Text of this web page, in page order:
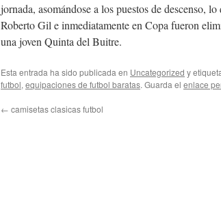
jornada, asomándose a los puestos de descenso,
Roberto Gil e inmediatamente en Copa fueron
una joven Quinta del Buitre.
Esta entrada ha sido publicada en Uncategorized y
futbol, equipaciones de futbol baratas. Guarda el enlace
← camisetas clasicas futbol